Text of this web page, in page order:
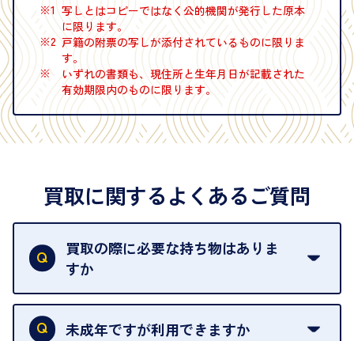
※1 写しとはコピーではなく公的機関が発行した原本
に限ります。
※2 戸籍の附票の写しが添付されているものに限りま
す。
※
いずれの書類も、現住所と生年月日が記載された
有効期限内のものに限ります。
買取に関するよくあるご質問
買取の際に必要な持ち物はありま
すか
本人確認書類をご用意ください。ご利用になれる書
類はこちらをご確認ください。
未成年ですが利用できますか